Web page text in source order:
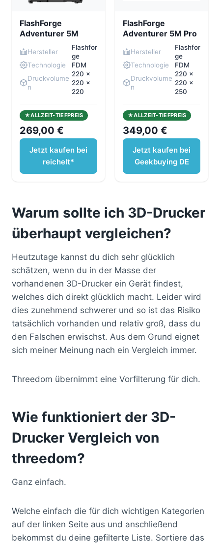
FlashForge
Adventurer 5M
Hersteller
Flashfor
ge
Technologie
FDM
Druckvolume
n
220 x
220 x
220
ALLZEIT-TIEFPREIS
269,00 €
Jetzt kaufen bei
reichelt*
FlashForge
Adventurer 5M Pro
Hersteller
Flashfor
ge
Technologie
FDM
Druckvolume
n
220 x
220 x
250
ALLZEIT-TIEFPREIS
349,00 €
Jetzt kaufen bei
Geekbuying DE
Warum sollte ich 3D-Drucker
überhaupt vergleichen?
Heutzutage kannst du dich sehr glücklich
schätzen, wenn du in der Masse der
vorhandenen 3D-Drucker ein Gerät findest,
welches dich direkt glücklich macht. Leider wird
dies zunehmend schwerer und so ist das Risiko
tatsächlich vorhanden und relativ groß, dass du
den Falschen erwischst. Aus dem Grund eignet
sich meiner Meinung nach ein Vergleich immer.
Threedom übernimmt eine Vorfilterung für dich.
Wie funktioniert der 3D-
Drucker Vergleich von
threedom?
Ganz einfach.
Welche einfach die für dich wichtigen Kategorien
auf der linken Seite aus und anschließend
bekommst du deine gefilterte Liste. Sortiere das